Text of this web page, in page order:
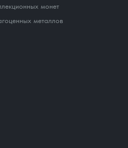
монет
металлов